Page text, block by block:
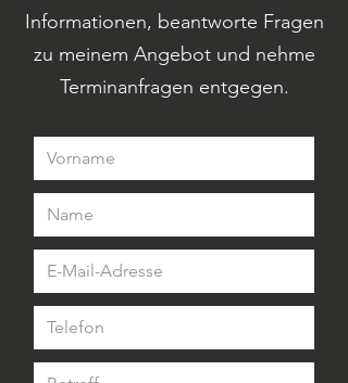
Informationen, beantworte Fragen
zu meinem Angebot und nehme
Terminanfragen entgegen.